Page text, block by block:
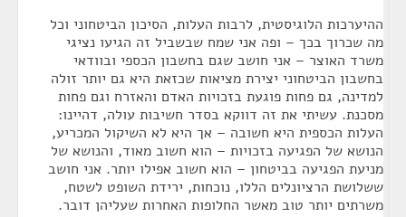
ההיערכות הלוגיסטית, לרבות העלות, הסיכון הביטחוני וכל
מה שכרוך בכך – ופה אני שמח שבשביל זה הגיעו נציגי
משרד האוצר – אני חושב שגם בחשבון הכספי ובוודאי
בחשבון הביטחוני יצירת מציאות שכזאת היא גם יותר זולה
למדינה, גם פחות פוגעת בזכויות האדם והאזרח וגם פחות
מסכנת. עשיתי את זה דווקא בסדר חשיבות עולה, דהיינו:
העלות הכספית היא חשובה – אך היא לא השיקול המכריע,
הנושא של הפגיעה בזכויות – הוא חשוב מאוד, והנושא של
מניעת הפגיעה בביטחון – הוא חשוב אפילו יותר. אני חושב
ששלושת הרציונלים הללו, נוכחות, ירידת השופט לשטח,
משרתים יותר טוב מאשר החלופות האחרות שעליהן דובר.